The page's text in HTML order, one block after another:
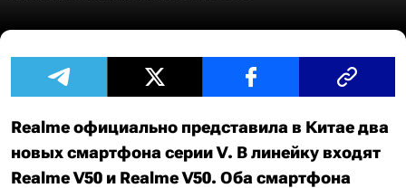
Realme официально представила в Китае два
новых смартфона серии V. В линейку входят
Realme V50 и Realme V50. Оба смартфона